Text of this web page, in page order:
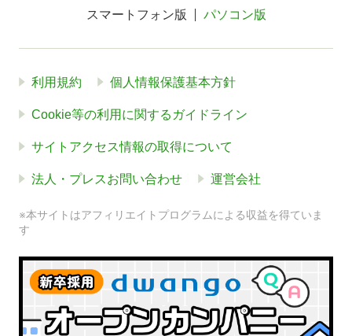
スマートフォン版 パソコン版
利用規約 個人情報保護基本方針
Cookie等の利用に関するガイドライン
サイトアクセス情報の取得について
法人・プレスお問い合わせ 運営会社
※本サイトはアフィリエイトプログラムによる収益を得ていま
す